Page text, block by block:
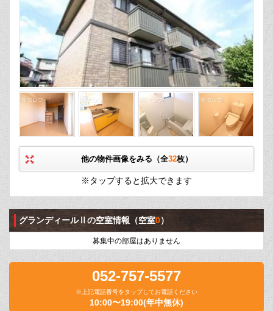
他の物件画像をみる（全32枚）
※タップすると拡大できます
グランディールⅡの空室情報 （空室0）
募集中の部屋はありません
052-757-5577
※上記電話番号をタップしてお電話ください
10:00〜19:00(年中無休)